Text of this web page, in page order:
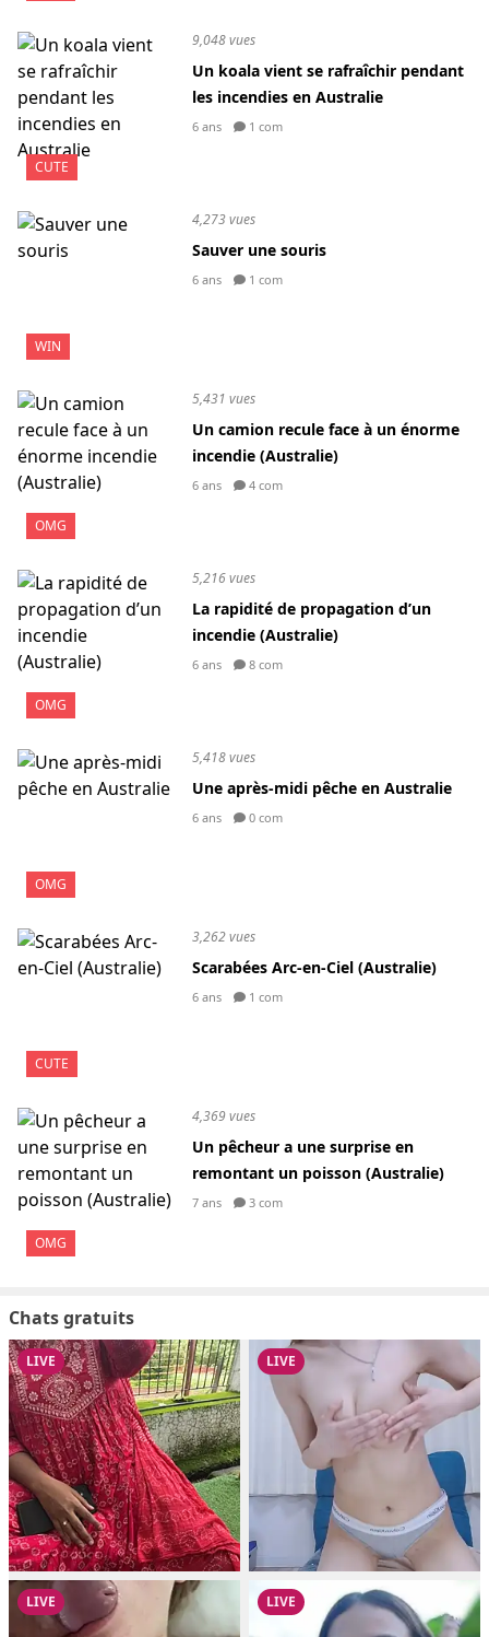
CUTE
9,048 vues
Un koala vient se rafraîchir pendant
les incendies en Australie
6 ans 1 com
WIN
4,273 vues
Sauver une souris
6 ans 1 com
OMG
5,431 vues
Un camion recule face à un énorme
incendie (Australie)
6 ans 4 com
OMG
5,216 vues
La rapidité de propagation d’un
incendie (Australie)
6 ans 8 com
OMG
5,418 vues
Une après-midi pêche en Australie
6 ans 0 com
CUTE
3,262 vues
Scarabées Arc-en-Ciel (Australie)
6 ans 1 com
OMG
4,369 vues
Un pêcheur a une surprise en
remontant un poisson (Australie)
7 ans 3 com
Chats gratuits